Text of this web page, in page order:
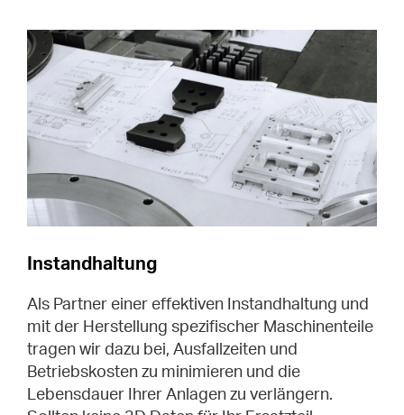
Instandhaltung
Als Partner einer effektiven Instandhaltung und
mit der Herstellung spezifischer Maschinenteile
tragen wir dazu bei, Ausfallzeiten und
Betriebskosten zu minimieren und die
Lebensdauer Ihrer Anlagen zu verlängern.